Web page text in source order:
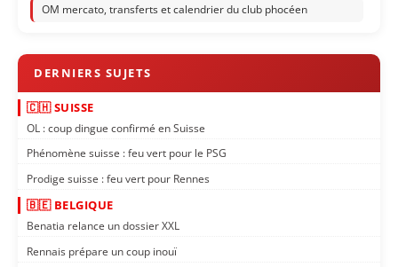
OM mercato, transferts et calendrier du club phocéen
🇨🇭 SUISSE
OL : coup dingue confirmé en Suisse
Phénomène suisse : feu vert pour le PSG
Prodige suisse : feu vert pour Rennes
🇧🇪 BELGIQUE
Benatia relance un dossier XXL
Rennais prépare un coup inouï